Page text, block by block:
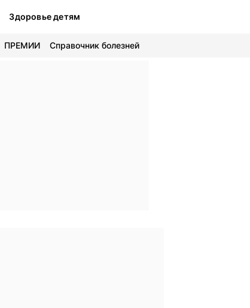
Здоровье детям
ПРЕМИИ Справочник болезней